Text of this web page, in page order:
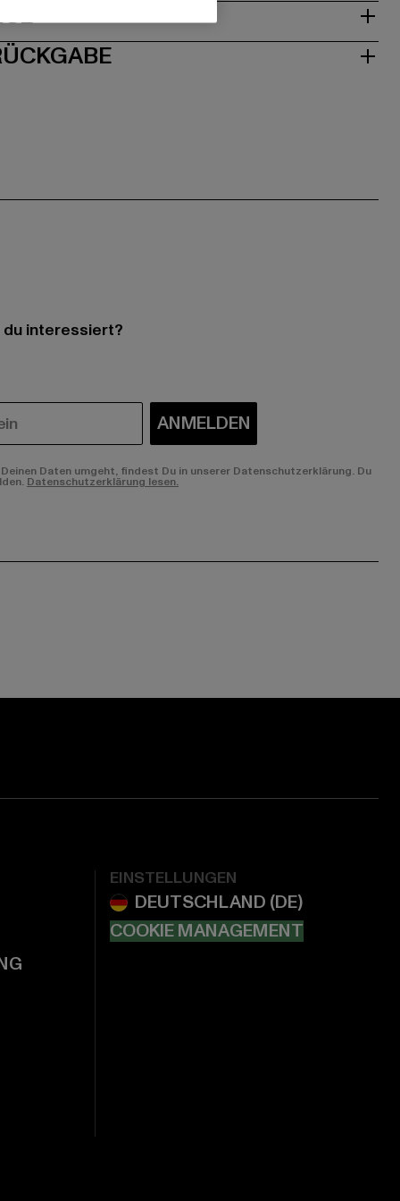
interessiert?
ANMELDEN
Daten umgeht, findest Du in unserer Datenschutzerklärung. Du
Datenschutzerklärung lesen.
EINSTELLUNGEN
COOKIE MANAGEMENT